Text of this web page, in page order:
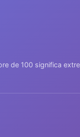
de 100 significa